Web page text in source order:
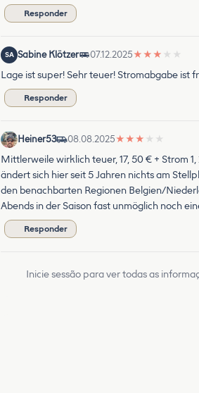
Responder
SA Sabine Klötzer 07.12.2025★ ★ ★ ★ ★
Lage ist super! Sehr teuer! Stromabgabe ist
Responder
Heiner53 08.08.2025★ ★ ★ ★ ★
Mittlerweile wirklich teuer, 17, 50 € + Strom
ändert sich hier seit 5 Jahren nichts am
den benachbarten Regionen Belgien/
Abends in der Saison fast unmöglich noch
Responder
Inicie sessão para ver todas as